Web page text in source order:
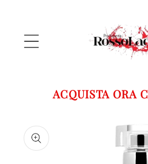
ACQUISTA ORA
Passa alle
informazioni
sul prodotto